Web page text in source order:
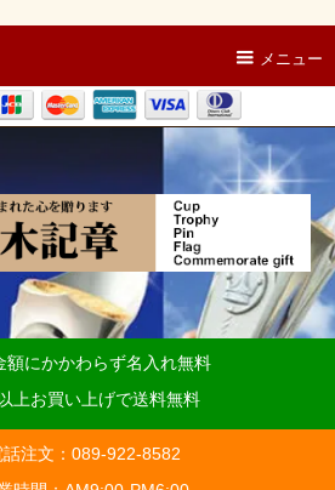
メニュー
額にかかわらず名入れ無料
上お買い上げで送料無料
話注文：089-922-8582